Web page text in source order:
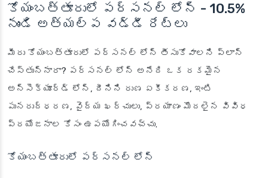
కోయంబత్తూరులో పర్సనల్ లోన్ - 10.5%
నుండి అత్యల్ప వడ్డీ రేట్లు
మీరు కోయంబత్తూరులో పర్సనల్ లోన్ తీసుకోవాలని ప్లాన్
చేస్తున్నారా? పర్సనల్ లోన్ అనేది ఒక రకమైన
అన్‌సెక్యూర్డ్ లోన్, దీనిని రుణ ఏకీకరణ, ఇంటి
పునరుద్ధరణ, వైద్య ఖర్చులు, ప్రయాణం మొదలైన వివిధ
ప్రయోజనాల కోసం ఉపయోగించవచ్చు.
కోయంబత్తూరులో పర్సనల్ లోన్